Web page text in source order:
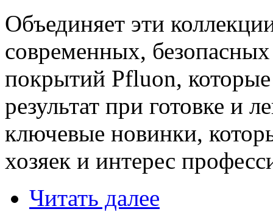
Объединяет эти
современных,
покрытий Pfluon,
результат при готовке и
ключевые новинки,
хозяек и интерес
Читать далее